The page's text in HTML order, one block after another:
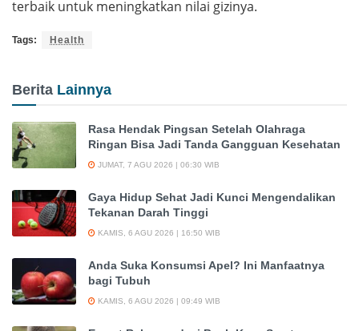
terbaik untuk meningkatkan nilai gizinya.
Tags: Health
Berita Lainnya
Rasa Hendak Pingsan Setelah Olahraga
Ringan Bisa Jadi Tanda Gangguan Kesehatan
JUMAT, 7 AGU 2026 | 06:30 WIB
Gaya Hidup Sehat Jadi Kunci Mengendalikan
Tekanan Darah Tinggi
KAMIS, 6 AGU 2026 | 16:50 WIB
Anda Suka Konsumsi Apel? Ini Manfaatnya
bagi Tubuh
KAMIS, 6 AGU 2026 | 09:49 WIB